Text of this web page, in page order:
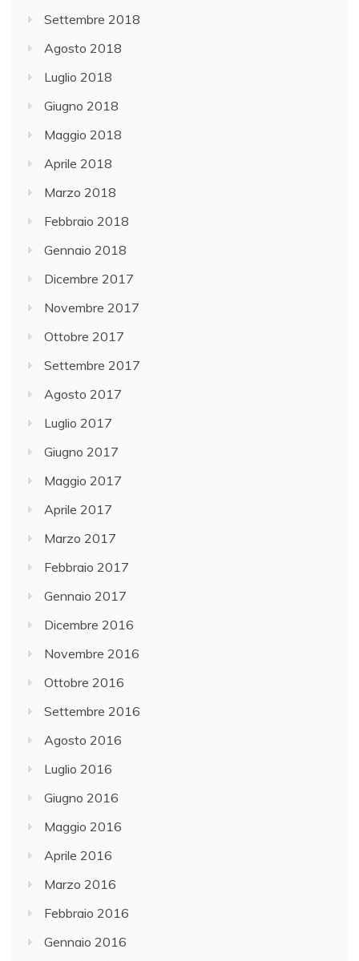
Settembre 2018
Agosto 2018
Luglio 2018
Giugno 2018
Maggio 2018
Aprile 2018
Marzo 2018
Febbraio 2018
Gennaio 2018
Dicembre 2017
Novembre 2017
Ottobre 2017
Settembre 2017
Agosto 2017
Luglio 2017
Giugno 2017
Maggio 2017
Aprile 2017
Marzo 2017
Febbraio 2017
Gennaio 2017
Dicembre 2016
Novembre 2016
Ottobre 2016
Settembre 2016
Agosto 2016
Luglio 2016
Giugno 2016
Maggio 2016
Aprile 2016
Marzo 2016
Febbraio 2016
Gennaio 2016